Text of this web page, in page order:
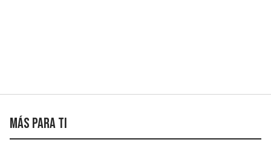
Más para ti